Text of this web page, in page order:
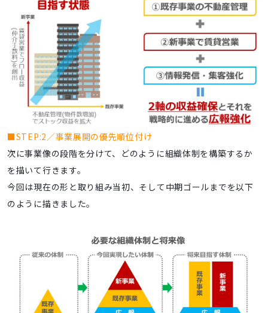
■STEP:2／事業展開の優先順位付け
次に事業像の段階を分けて、どのように組織体制を構築するか
を描いて行きます。
今回は現在の形と取り組み当初、そして中期ゴールまでを以下
のように描きました。